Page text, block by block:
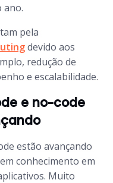
ano.
pela
devido aos
redução de
e escalabilidade.
e no-code
estão avançando
conhecimento em
Muito